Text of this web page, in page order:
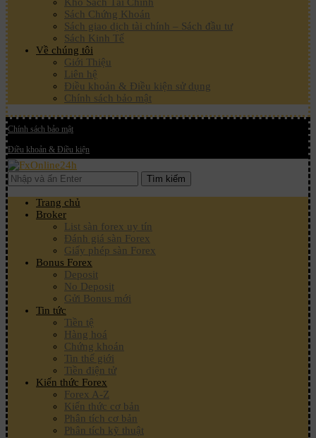
Sách Chứng Khoán
Sách giao dịch tài chính – Sách đầu tư
Sách Kinh Tế
Về chúng tôi
Giới Thiệu
Liên hệ
Điều khoản & Điều kiện sử dụng
Chính sách bảo mật
Chính sách bảo mật
Điều khoản & Điều kiện
Tìm kiếm
Trang chủ
Broker
List sàn forex uy tín
Đánh giá sàn Forex
Giấy phép sàn Forex
Bonus Forex
Deposit
No Deposit
Gửi Bonus mới
Tin tức
Tiền tệ
Hàng hoá
Chứng khoán
Tin thế giới
Tiền điện tử
Kiến thức Forex
Forex A-Z
Kiến thức cơ bản
Phân tích cơ bản
Phân tích kỹ thuật